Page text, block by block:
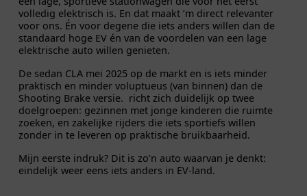
volledig elektrisch is. En dat maakt ’m direct relevanter
voor ons. Én voor degene die iets anders willen dan de
standaard hoge EV én van de voordelen van een lage
elektrische auto willen genieten.
De sedan CLA mei 2025 op de markt en is iets minder
praktisch en minder voluptueus (van binnen) dan de
Shooting Brake versie. richt zich duidelijk op twee
doelgroepen: gezinnen met jonge kinderen die ruimte
zoeken, en zakelijke rijders die iets sportiefs willen
zonder in te leveren op praktische bruikbaarheid.
Mijn eerste indruk? Dit is zo’n auto waarvan je denkt:
eindelijk weer eens iets anders in EV-land.